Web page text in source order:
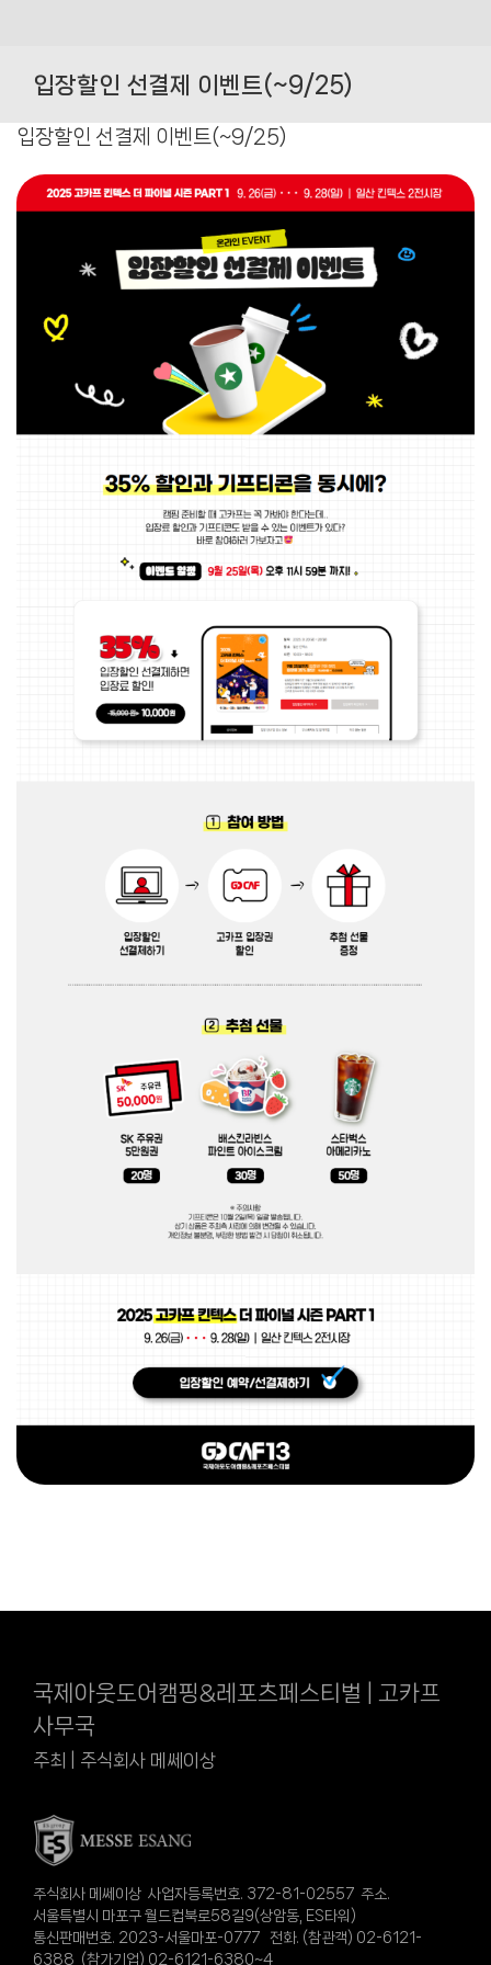
content입장할인 선결제 이벤트(~9/25)
입장할인 선결제 이벤트(~9/25)
국제아웃도어캠핑&레포츠페스티벌 | 고카프
사무국
주최 | 주식회사 메쎄이상
주식회사 메쎄이상 사업자등록번호. 372-81-02557 주소.
서울특별시 마포구 월드컵북로58길9(상암동, ES타워)
통신판매번호. 2023-서울마포-0777 전화. (참관객) 02-6121-
6388 (참가기업) 02-6121-6380~4